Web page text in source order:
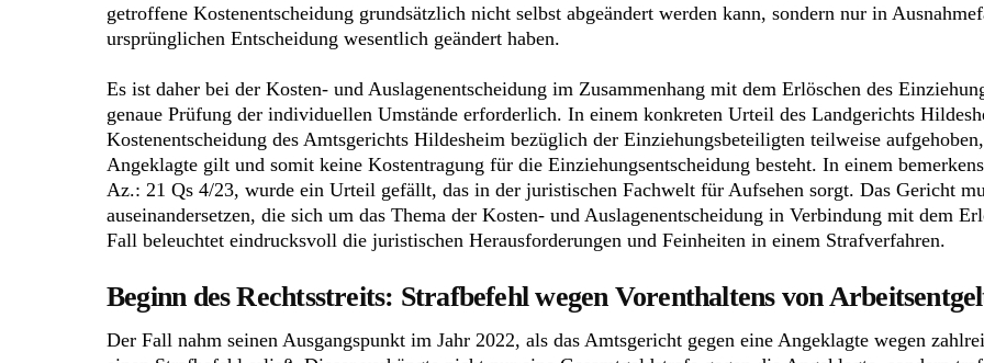
getroffene Kostenentscheidung grundsätzlich nicht selbst abgeändert werden kann, sondern nur in
ursprünglichen Entscheidung wesentlich geändert haben.
Es ist daher bei der Kosten- und Auslagenentscheidung im Zusammenhang mit dem Erlöschen des
genaue Prüfung der individuellen Umstände erforderlich. In einem konkreten Urteil des Landgerichts
Kostenentscheidung des Amtsgerichts Hildesheim bezüglich der Einziehungsbeteiligten teilweise
Angeklagte gilt und somit keine Kostentragung für die Einziehungsentscheidung besteht. In einem
Az.: 21 Qs 4/23, wurde ein Urteil gefällt, das in der juristischen Fachwelt für Aufsehen sorgt. Das Gericht
auseinandersetzen, die sich um das Thema der Kosten- und Auslagenentscheidung in Verbindung mit dem
Fall beleuchtet eindrucksvoll die juristischen Herausforderungen und Feinheiten in einem Strafverfahren.
Beginn des Rechtsstreits: Strafbefehl wegen Vorenthaltens von
Der Fall nahm seinen Ausgangspunkt im Jahr 2022, als das Amtsgericht gegen eine Angeklagte wegen